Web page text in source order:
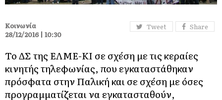
Tweet Share
Κοινωνία
28/12/2016 | 10:30
Το ΔΣ της ΕΛΜΕ-ΚΙ σε σχέση με τις κεραίες
κινητής τηλεφωνίας, που εγκαταστάθηκαν
πρόσφατα στην Παλική και σε σχέση με όσες
προγραμματίζεται να εγκατασταθούν,